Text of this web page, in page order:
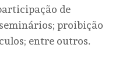
de
proibição
entre outros.